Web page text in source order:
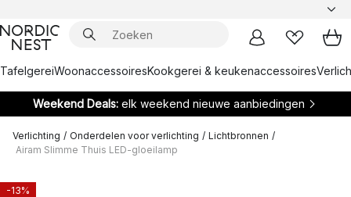
TafelgereiWoonaccessoiresKookgerei & keukenaccessoires
Weekend Deals: elk weekend nieuwe aanbiedingen
Verlichting / Onderdelen voor verlichting / Lichtbronnen /
Airam Slimme Thuis LED-gloeilamp
-13%